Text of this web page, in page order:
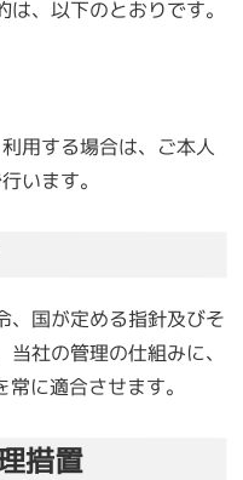
、以下のとおりです。
用する場合は、ご本人
います。
、国が定める指針及びそ
社の管理の仕組みに、
に適合させます。
措置